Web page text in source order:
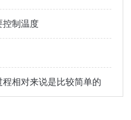
控制温度
相对来说是比较简单的